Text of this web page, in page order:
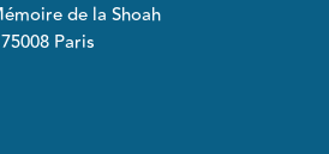
de la Shoah
Paris